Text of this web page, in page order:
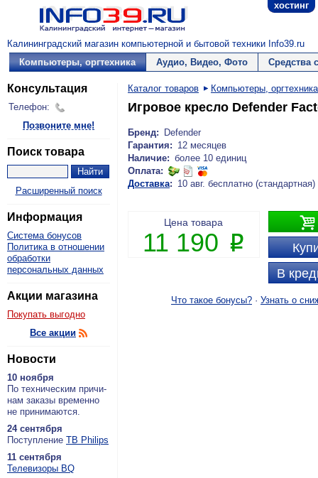
хостинг
Калининградский магазин компьютерной и бытовой техники Info39.ru
Компьютеры, оргтехника
Аудио, Видео, Фото Средства
Консультация
Телефон:
Позвоните мне!
Поиск товара
Расширенный поиск
Информация
Система бонусов
Политика в отношении
обработки
персональных данных
Акции магазина
Покупать выгодно
Все акции
Новости
10 ноября
По тех­ни­че­ским при­чи­
нам за­ка­зы вре­мен­но
не при­ни­ма­ют­ся.
24 сентября
По­ступ­ле­ние ТВ Philips
11 сентября
Теле­ви­зо­ры BQ
Каталог товаров Компьютеры, оргтехника
Игровое кресло Defender
Бренд:
Defender
Гарантия: 12 месяцев
Наличие: более 10 единиц
Оплата:
Доставка: 10 авг. бесплатно (стандартная)

В
Цена товара
11 190 P
Что такое бонусы? · Узнать о